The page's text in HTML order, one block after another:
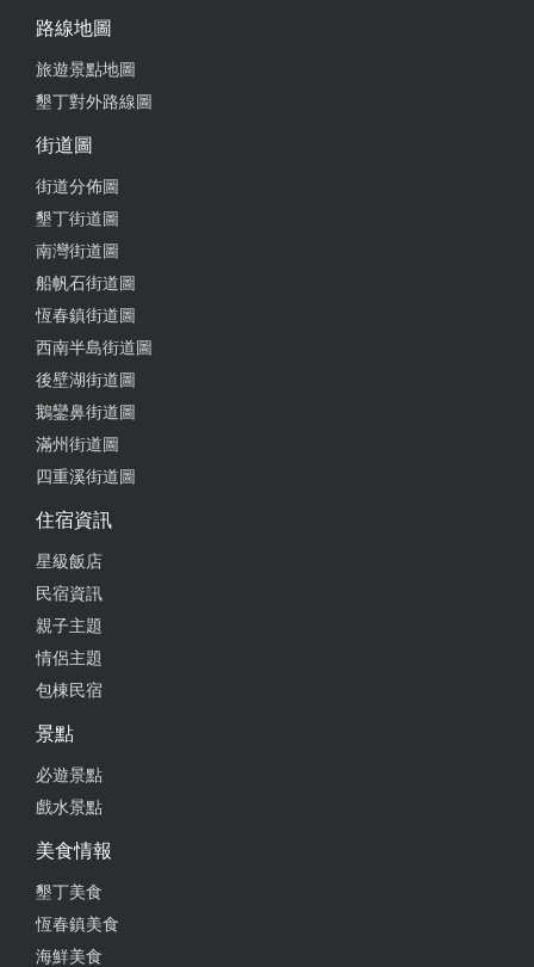
路線地圖
旅遊景點地圖
墾丁對外路線圖
街道圖
街道分佈圖
墾丁街道圖
南灣街道圖
船帆石街道圖
恆春鎮街道圖
西南半島街道圖
後壁湖街道圖
鵝鑾鼻街道圖
滿州街道圖
四重溪街道圖
住宿資訊
星級飯店
民宿資訊
親子主題
情侶主題
包棟民宿
景點
必遊景點
戲水景點
美食情報
墾丁美食
恆春鎮美食
海鮮美食